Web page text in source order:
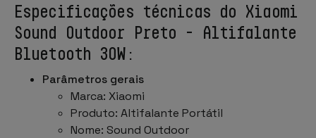
Especificações técnicas do Xiaomi
Sound Outdoor Preto - Altifalante
Bluetooth 30W:
Parâmetros gerais
Marca: Xiaomi
Produto: Altifalante Portátil
Nome: Sound Outdoor